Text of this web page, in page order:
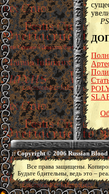
:: Copyright © 2006 Russian
Все права защищены.
Будьте бдительны, ведь это –